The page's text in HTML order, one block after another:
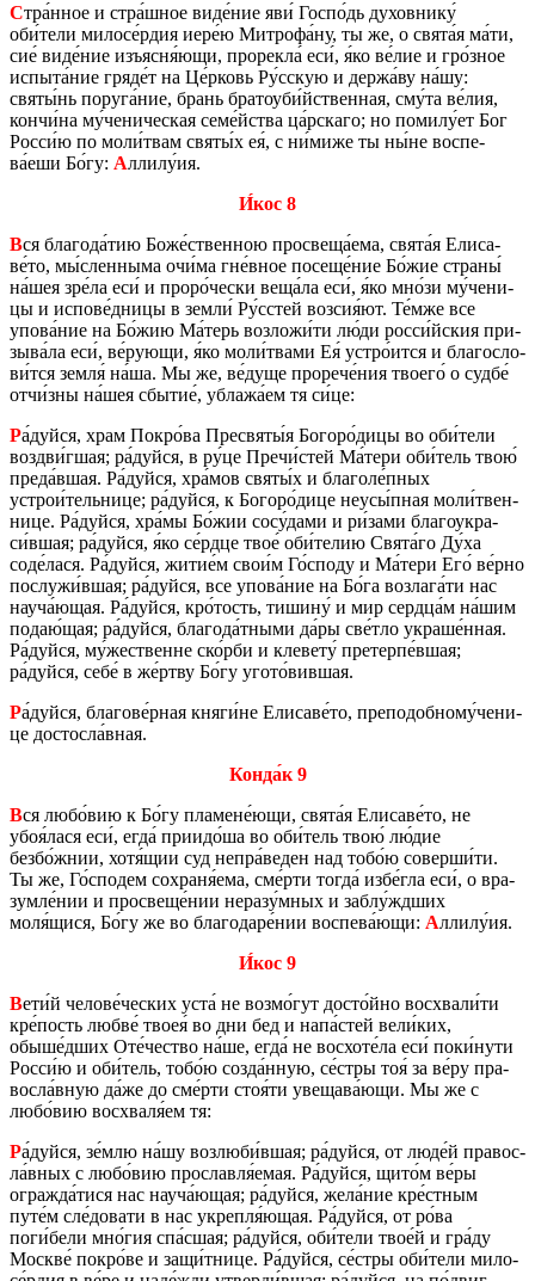
Стра́нное и стра́шное виде́ние яви́ Госпо́дь ду­хов­ни­ку́
оби́тели ми­ло­се́рдия иере́ю Мит­ро­фа́ну, ты же, о свята́я ма́ти,
сие́ виде́ние изъ­яс­ня́ющи, про­рек­ла́ еси́, я́ко ве́лие и гро́зное
ис­пы­та́ние гряде́т на Це́рковь Ру́сскую и держа́ву на́шу:
святы́нь по­ру­га́ние, брань бра­то­уби́йствен­ная, сму́та ве́лия,
кончи́на му́че­ни­че­ская семе́йства ца́рска­го; но по­ми­лу́ет Бог
Росси́ю по моли́твам святы́х ея́, с ни́миже ты ны́не вос­пе­
ва́еши Бо́гу: Аллилу́ия.
И́кос 8
Вся бла­го­да́тию Боже́ствен­ною про­све­ща́ема, свята́я Ели­са­
ве́то, мы́слен­ны­ма очи́ма гне́вное по­се­ще́ние Бо́жие стра­ны́
на́шея зре́ла еси́ и проро́чески веща́ла еси́, я́ко мно́зи му́че­ни­
цы и ис­по­ве́дницы в земли́ Ру́сстей воз­сия́ют. Те́мже все
упова́ние на Бо́жию Ма́терь воз­ло­жи́ти лю́ди росси́йския при­
зы­ва́ла еси́, ве́рующи, я́ко моли́твами Ея́ устро́ится и бла­го­сло­
ви́тся земля́ на́ша. Мы же, ве́дуще про­ре­че́ния тво­е­го́ о судбе́
отчи́зны на́шея сбы­тие́, убла­жа́ем тя си́це:
Ра́дуйся, храм Покро́ва Пре­свя­ты́я Бо­го­ро́дицы во оби́тели
воз­дви́гшая; ра́дуйся, в ру́це Пречи́стей Ма́тери оби́тель твою́
преда́вшая. Ра́дуйся, хра́мов святы́х и бла­го­ле́пных
устрои́тель­ни­це; ра́дуйся, к Бо­го­ро́дице неусы́пная моли́твен­
ни­це. Ра́дуйся, хра́мы Бо́жии сосу́дами и ри́зами бла­го­укра­
си́вшая; ра́дуйся, я́ко се́рдце твое́ оби́телию Свята́го Ду́ха
соде́лася. Ра́дуйся, житие́м свои́м Го́споду и Ма́тери Его́ ве́рно
по­слу­жи́вшая; ра́дуйся, все упова́ние на Бо́га воз­ла­га́ти нас
науча́ющая. Ра́дуйся, кро́тость, ти­ши­ну́ и мир серд­ца́м на́шим
подаю́щая; ра́дуйся, бла­го­да́тными да́ры све́тло укра­ше́нная.
Ра́дуйся, му́же­ственне ско́рби и кле­ве­ту́ пре­тер­пе́вшая;
ра́дуйся, себе́ в же́ртву Бо́гу угото́вив­шая.
Ра́дуйся, бла­го­ве́рная княги́не Ели­са­ве́то, пре­по­доб­но­му́че­ни­
це до­стос­ла́вная.
Конда́к 9
Вся любо́вию к Бо́гу пла­мене́ющи, свята́я Ели­са­ве́то, не
убоя́лася еси́, егда́ при­и­до́ша во оби́тель твою́ лю́дие
безбо́жнии, хотя́щии суд непра́веден над тобо́ю со­вер­ши́ти.
Ты же, Го́спо­дем со­хра­ня́ема, сме́рти тогда́ избе́гла еси́, о вра­
зум­ле́нии и про­све­ще́нии нера­зу́мных и заблу́ждших
моля́щися, Бо́гу же во бла­го­да­ре́нии вос­пе­ва́ющи: Аллилу́ия.
И́кос 9
Вети́й че­ло­ве́чес­ких уста́ не возмо́гут досто́йно вос­хва­ли́ти
кре́пость любве́ твоея́ во дни бед и напа́стей вели́ких,
обыше́дших Оте́че­ство на́ше, егда́ не вос­хо­те́ла еси́ поки́нути
Росси́ю и оби́тель, тобо́ю созда́нную, се́стры тоя́ за ве́ру пра­
вос­ла́вную да́же до сме́рти стоя́ти уве­ща­ва́ющи. Мы же с
любо́вию вос­хва­ля́ем тя:
Ра́дуйся, зе́млю на́шу воз­лю­би́вшая; ра́дуйся, от люде́й пра­вос­
ла́вных с любо́вию про­слав­ля́емая. Ра́дуйся, щито́м ве́ры
ограж­да́тися нас науча́ющая; ра́дуйся, жела́ние кре́стным
путе́м сле́до­ва­ти в нас укреп­ля́ющая. Ра́дуйся, от ро́ва
поги́бели мно́гия спа́сшая; ра́дуйся, оби́тели твое́й и гра́ду
Москве́ покро́ве и защи́тнице. Ра́дуйся, се́стры оби́тели ми­ло­